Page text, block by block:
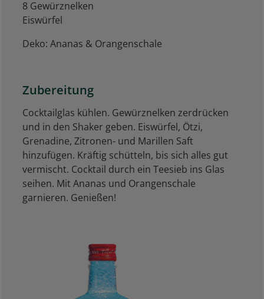
8 Gewürznelken
Eiswürfel
Deko: Ananas & Orangenschale
Zubereitung
Cocktailglas kühlen. Gewürznelken zerdrücken
und in den Shaker geben. Eiswürfel, Ötzi,
Grenadine, Zitronen- und Marillen Saft
hinzufügen. Kräftig schütteln, bis sich alles gut
vermischt. Cocktail durch ein Teesieb ins Glas
seihen. Mit Ananas und Orangenschale
garnieren. Genießen!